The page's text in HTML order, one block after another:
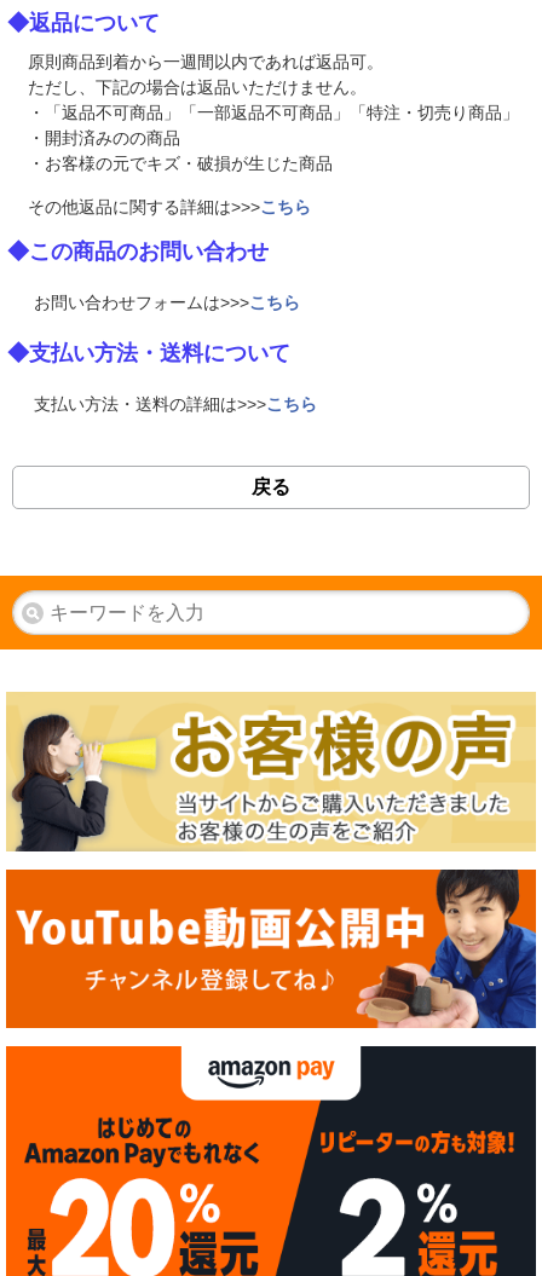
◆返品について
原則商品到着から一週間以内であれば返品可。
ただし、下記の場合は返品いただけません。
・「返品不可商品」「一部返品不可商品」「特注・切売り商品」
・開封済みのの商品
・お客様の元でキズ・破損が生じた商品
その他返品に関する詳細は>>>こちら
◆この商品のお問い合わせ
お問い合わせフォームは>>>こちら
◆支払い方法・送料について
支払い方法・送料の詳細は>>>こちら
戻る